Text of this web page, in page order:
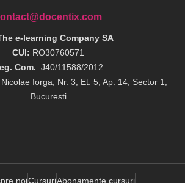
e-learning Company SA
CUI: RO30760571
Com.: J40/11588/2012
Nicolae Iorga, Nr. 3, Et. 5, Ap. 14, Sector 1,
Bucuresti
noiCursuriAbonamente cursuri